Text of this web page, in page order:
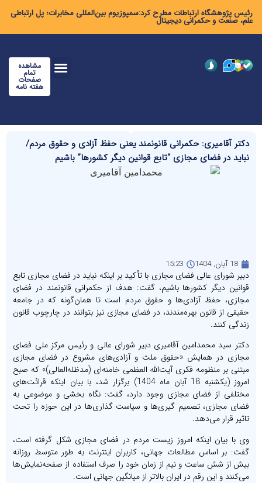
رئیس پژوهشگاه ارتباطات مطرح کرد:سمپوزیوم بین‌المللی مخابرات؛ پل ارتباطی
علم، صنعت و حکمرانی دیجیتال
مشاهده
تمام
صفحات
هفته نامه
دکتر آقامیری: حکمرانی قانونمند یعنی حفظ آزادی‌ و حقوق مردم/
نباید در فضای مجازی “تابع قوانین دیگر کشورها” باشیم
18 آبان, 1404 15:23
دبیر شورای عالی فضای مجازی با تأکید بر اینکه نباید در فضای مجازی تابع
قوانین دیگر کشورها باشیم، گفت: هدف از حکمرانی قانونمند در فضای
مجازی، حفظ آزادی‌ها و حقوق مردم است تا همان‌گونه که در جامعه
حقیقی از قانون بهره‌مندند، در فضای مجازی نیز بتوانند در چارچوب قانون
زندگی کنند.
دکتر سید محمدامین آقامیری دبیر شورای عالی و رئیس مرکز ملی فضای
مجازی در همایش «حقوق ملت و آزادی‌های مشروع در فضای مجازی
مبتنی بر منظومه فکری آیت‌الله العظمی خامنه‌ای (مدظله‌العالی)» که صبح
امروز (یکشنبه 18 آبان ماه 1404) برگزار شد، با بیان اینکه قرائت‌های
مختلفی از فضای مجازی وجود دارد، گفت: نگاه بخشی و موضوعی به
فضای مجازی، تصمیم گیری‌ها و سیاست گذاری‌ها در این حوزه را تحت
تاثیر قرار می‌دهد.
وی با بیان اینکه امروز زیست مردم در فضای مجازی شکل گرفته است،
گفت: بر اساس مطالعات جهانی، کاربران اینترنت به طور متوسط روزانه
بیش از شش ساعت و نیم از زمان خود را صرف استفاده از صفحه‌نمایش‌ها
می‌کنند و این رقم در ایران بالاتر از میانگین جهانی است.